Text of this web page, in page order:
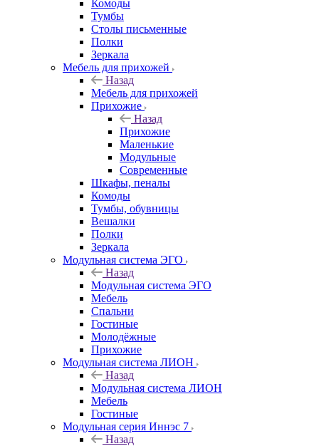
Комоды
Тумбы
Столы письменные
Полки
Зеркала
Мебель для прихожей
Назад
Мебель для прихожей
Прихожие
Назад
Прихожие
Маленькие
Модульные
Современные
Шкафы, пеналы
Комоды
Тумбы, обувницы
Вешалки
Полки
Зеркала
Модульная система ЭГО
Назад
Модульная система ЭГО
Мебель
Спальни
Гостиные
Молодёжные
Прихожие
Модульная система ЛИОН
Назад
Модульная система ЛИОН
Мебель
Гостиные
Модульная серия Иннэс 7
Назад